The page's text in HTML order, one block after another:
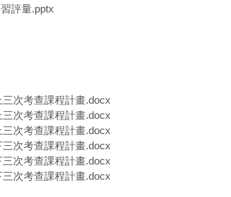
評量.pptx
次考查課程計畫.docx
次考查課程計畫.docx
次考查課程計畫.docx
次考查課程計畫.docx
次考查課程計畫.docx
次考查課程計畫.docx